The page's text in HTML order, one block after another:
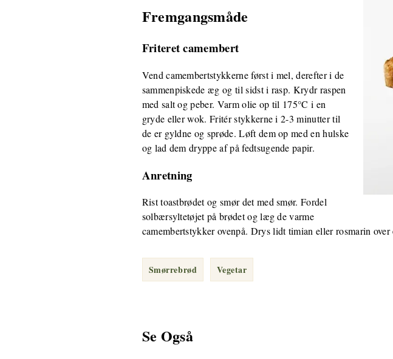
Fremgangsmåde
Friteret camembert
Vend camembertstykkerne først i mel, derefter i de
sammenpiskede æg og til sidst i rasp. Krydr raspen
med salt og peber. Varm olie op til 175°C i en
gryde eller wok. Fritér stykkerne i 2-3 minutter til
de er gyldne og sprøde. Løft dem op med en hulske
og lad dem dryppe af på fedtsugende papir.
Anretning
Rist toastbrødet og smør det med smør. Fordel
solbærsyltetøjet på brødet og læg de varme
camembertstykker ovenpå. Drys lidt timian eller rosmarin
Smørrebrød Vegetar
Se Også